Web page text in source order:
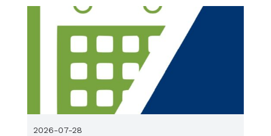
2026-07-28